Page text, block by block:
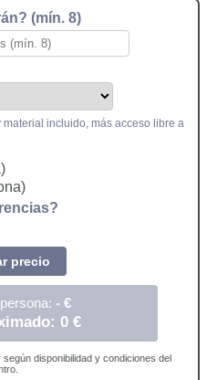
(mín. 8)
incluido, más acceso libre a
precio
-€
0 €
disponibilidad y condiciones del